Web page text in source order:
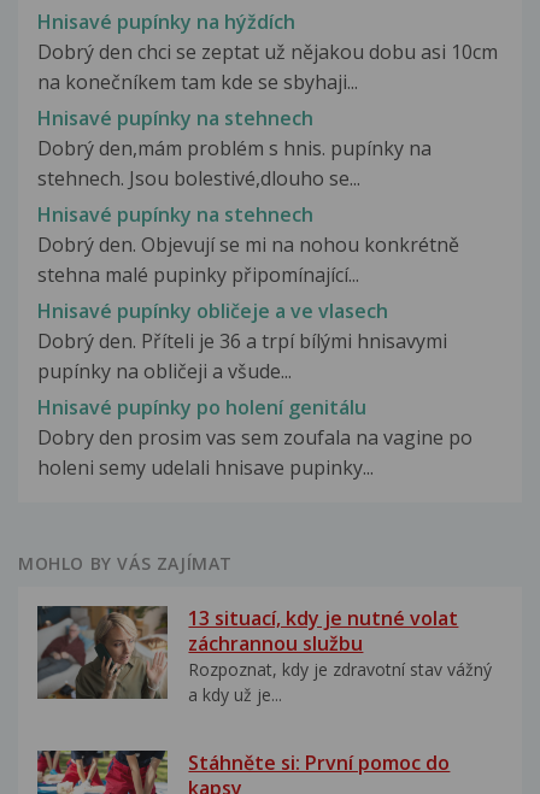
Hnisavé pupínky na hýždích
Dobrý den chci se zeptat už nějakou dobu asi 10cm
na konečníkem tam kde se sbyhaji...
Hnisavé pupínky na stehnech
Dobrý den,mám problém s hnis. pupínky na
stehnech. Jsou bolestivé,dlouho se...
Hnisavé pupínky na stehnech
Dobrý den. Objevují se mi na nohou konkrétně
stehna malé pupinky připomínající...
Hnisavé pupínky obličeje a ve vlasech
Dobrý den. Příteli je 36 a trpí bílými hnisavymi
pupínky na obličeji a všude...
Hnisavé pupínky po holení genitálu
Dobry den prosim vas sem zoufala na vagine po
holeni semy udelali hnisave pupinky...
MOHLO BY VÁS ZAJÍMAT
13 situací, kdy je nutné volat
záchrannou službu
Rozpoznat, kdy je zdravotní stav vážný
a kdy už je...
Stáhněte si: První pomoc do
kapsy